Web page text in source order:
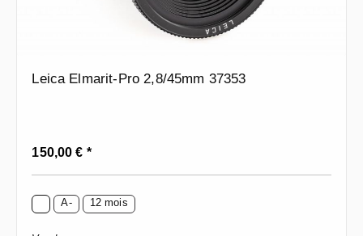
Leica Elmarit-Pro 2,8/45mm 37353
Prix régulier :
150,00 € *
A- 12 mois